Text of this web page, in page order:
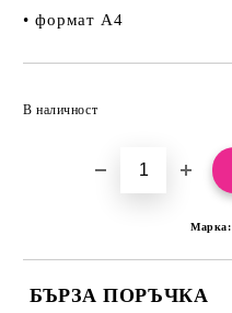
• формат А4
В наличност
Марка:
БЪРЗА ПОРЪЧКА